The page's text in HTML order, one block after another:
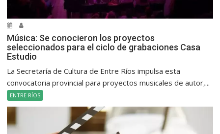
Música: Se conocieron los proyectos
seleccionados para el ciclo de grabaciones Casa
Estudio
La Secretaría de Cultura de Entre Ríos impulsa esta
convocatoria provincial para proyectos musicales de autor,...
ENTRE RÍOS